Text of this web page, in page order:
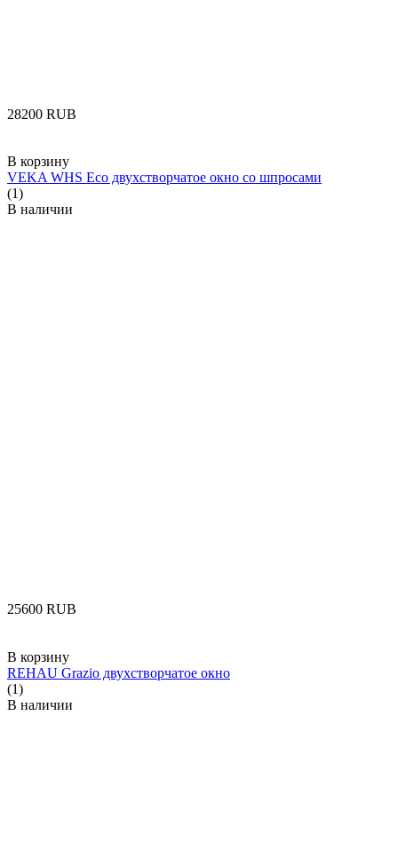
‍28200‍ RUB
В корзину
VEKA WHS Eco двухстворчатое окно со шпросами
(1)
В наличии
‍25600‍ RUB
В корзину
REHAU Grazio двухстворчатое окно
(1)
В наличии